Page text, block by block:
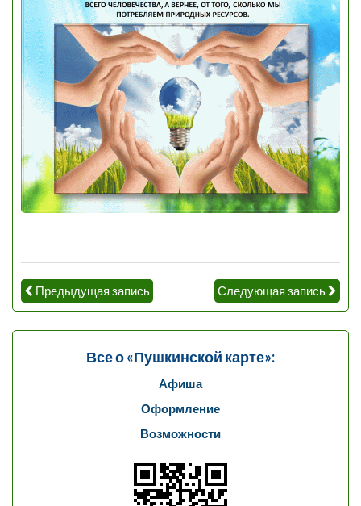
Предыдущая запись Следующая запись
Все о «Пушкинской карте»:
Афиша
Оформление
Возможности